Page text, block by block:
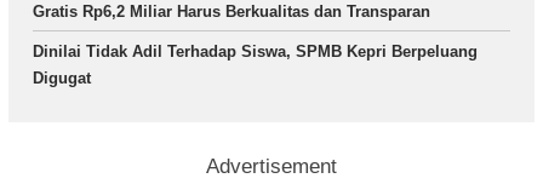
Gratis Rp6,2 Miliar Harus Berkualitas dan Transparan
Dinilai Tidak Adil Terhadap Siswa, SPMB Kepri Berpeluang
Digugat
Advertisement